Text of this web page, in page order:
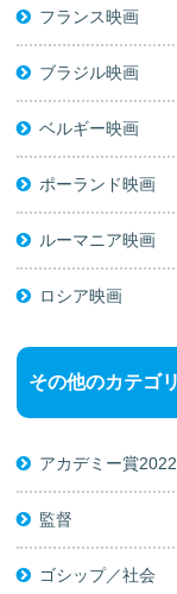
フランス映画
ブラジル映画
ベルギー映画
ポーランド映画
ルーマニア映画
ロシア映画
その他のカテゴ
アカデミー賞2022
監督
ゴシップ／社会